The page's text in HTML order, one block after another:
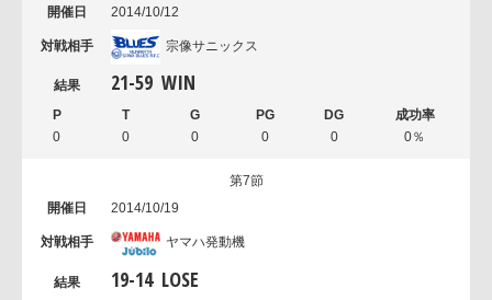
2014/10/12
宗像サニックス
21-59 WIN
0 0 0 0 0 0％
第7節
2014/10/19
ヤマハ発動機
19-14 LOSE